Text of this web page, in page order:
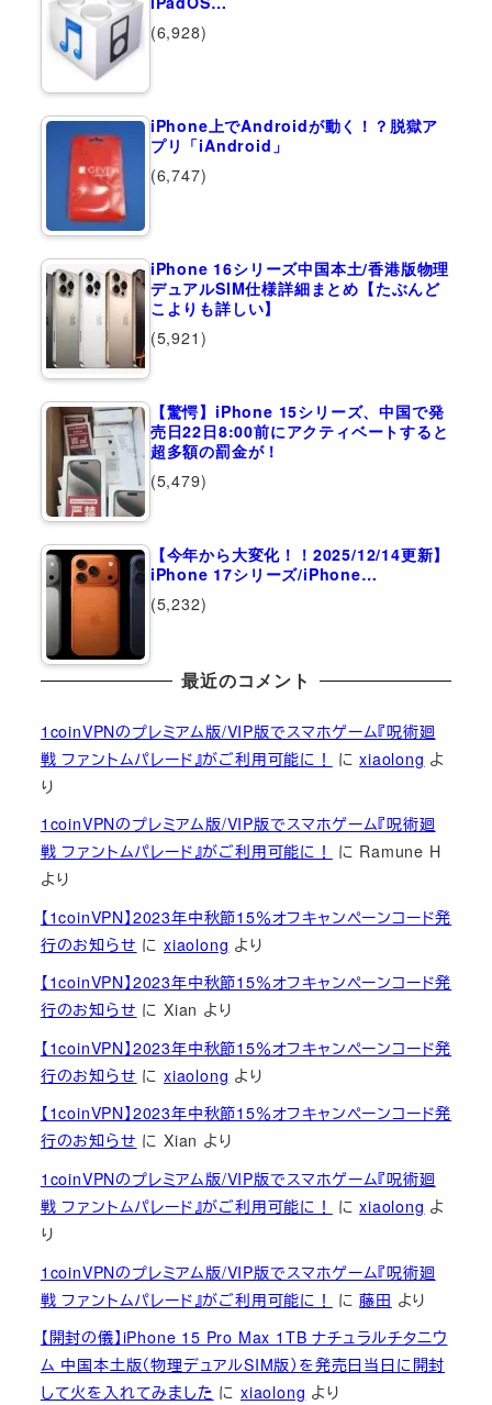
(6,928)
iPhone上でAndroidが動く！？脱獄ア
プリ「iAndroid」
(6,747)
iPhone 16シリーズ中国本土/香港版物理
デュアルSIM仕様詳細まとめ【たぶんど
こよりも詳しい】
(5,921)
【驚愕】iPhone 15シリーズ、中国で発
売日22日8:00前にアクティベートすると
超多額の罰金が！
(5,479)
【今年から大変化！！2025/12/14更新】
iPhone 17シリーズ/iPhone…
(5,232)
最近のコメント
1coinVPNのプレミアム版/VIP版でスマホゲーム『呪術廻
戦 ファントムパレード』がご利用可能に！
にxiaolong よ
り
1coinVPNのプレミアム版/VIP版でスマホゲーム『呪術廻
戦 ファントムパレード』がご利用可能に！
に Ramune H
より
【1coinVPN】2023年中秋節15％オフキャンペーンコード発
行のお知らせ にxiaolong より
【1coinVPN】2023年中秋節15％オフキャンペーンコード発
行のお知らせ にXian より
【1coinVPN】2023年中秋節15％オフキャンペーンコード発
行のお知らせ にxiaolong より
【1coinVPN】2023年中秋節15％オフキャンペーンコード発
行のお知らせ にXian より
1coinVPNのプレミアム版/VIP版でスマホゲーム『呪術廻
戦 ファントムパレード』がご利用可能に！
にxiaolong よ
り
1coinVPNのプレミアム版/VIP版でスマホゲーム『呪術廻
戦 ファントムパレード』がご利用可能に！
に藤田 より
【開封の儀】iPhone 15 Pro Max 1TB ナチュラルチタニウ
ム 中国本土版（物理デュアルSIM版）を発売日当日に開封
して火を入れてみました にxiaolong より